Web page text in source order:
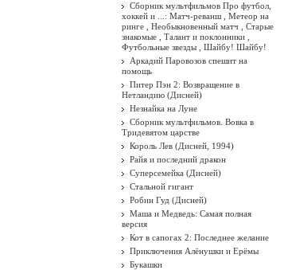
Сборник мультфильмов Про футбол,
хоккей и ...: Матч-реванш , Метеор на
ринге , Необыкновенный матч , Старые
знакомые , Талант и поклонники ,
Футбольные звезды , Шайбу! Шайбу!
Аркадий Паровозов спешит на
помощь
Питер Пэн 2: Возвращение в
Нетландию (Дисней)
Незнайка на Луне
Сборник мультфильмов. Вовка в
Тридевятом царстве
Король Лев (Дисней, 1994)
Райя и последний дракон
Суперсемейка (Дисней)
Стальной гигант
Робин Гуд (Дисней)
Маша и Медведь: Самая полная
версия
Кот в сапогах 2: Последнее желание
Приключения Алёнушки и Ерёмы
Букашки